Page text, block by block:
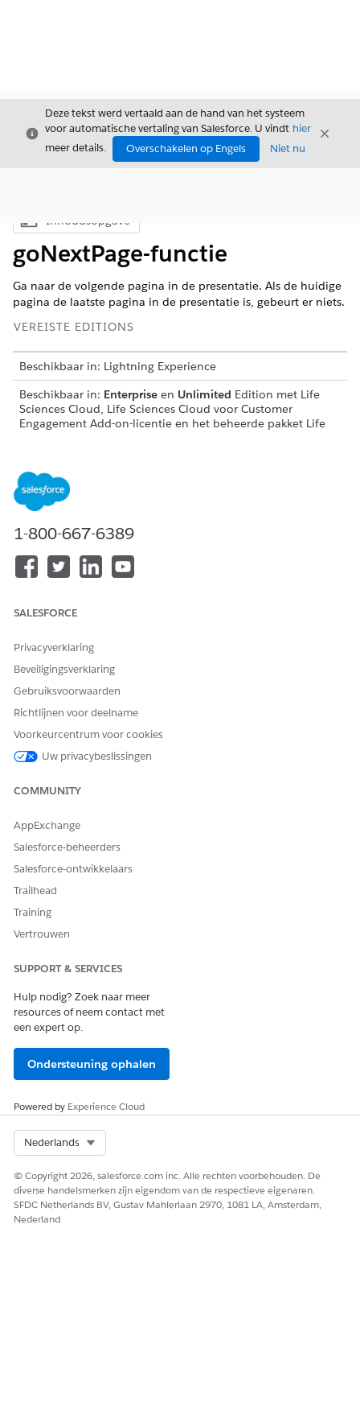
Sluiten
Deze tekst werd vertaald aan de hand van het systeem
voor automatische vertaling van Salesforce. U vindt hier
meer details.
Overschakelen op Engels Niet nu
Sluiten
Inhoudsopgave weergeven
Inhoudsopgave
goNextPage-functie
Ga naar de volgende pagina in de presentatie. Als de huidige
pagina de laatste pagina in de presentatie is, gebeurt er niets.
VEREISTE EDITIONS
Beschikbaar in: Lightning Experience
Beschikbaar in: Enterprise en Unlimited Edition met Life
Sciences Cloud, Life Sciences Cloud voor Customer
Engagement Add-on-licentie en het beheerde pakket Life
Syntaxis
Laat ons weten wat we kunnen doen om te verbeteren!
1-800-667-6389
SALESFORCE
Privacyverklaring
Beveiligingsverklaring
Gebruiksvoorwaarden
Richtlijnen voor deelname
Voorkeurcentrum voor cookies
Uw privacybeslissingen
COMMUNITY
AppExchange
Salesforce-beheerders
Salesforce-ontwikkelaars
Trailhead
Training
Vertrouwen
SUPPORT & SERVICES
Hulp nodig? Zoek naar meer
resources of neem contact met
een expert op.
Ondersteuning ophalen
Powered by Experience Cloud
Nederlands
© Copyright 2026, salesforce.com inc. Alle rechten voorbehouden. De
diverse handelsmerken zijn eigendom van de respectieve eigenaren.
SFDC Netherlands BV, Gustav Mahlerlaan 2970, 1081 LA, Amsterdam,
Nederland